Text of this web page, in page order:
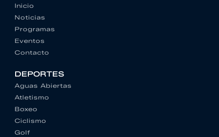
Inicio
Noticias
Programas
Eventos
Contacto
DEPORTES
Aguas Abiertas
Atletismo
Boxeo
Ciclismo
Golf